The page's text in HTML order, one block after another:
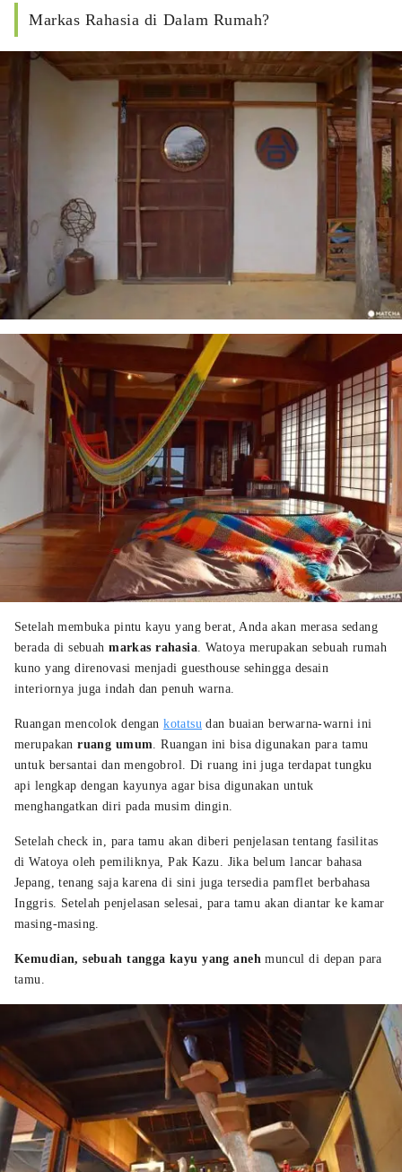
Markas Rahasia di Dalam Rumah?
Setelah membuka pintu kayu yang berat, Anda akan merasa sedang
berada di sebuahmarkas rahasia . Watoya merupakan sebuah rumah
kuno yang direnovasi menjadi guesthouse sehingga desain
interiornya juga indah dan penuh warna.
Ruangan mencolok dengankotatsu dan buaian berwarna-warni ini
merupakanruang umum . Ruangan ini bisa digunakan para tamu
untuk bersantai dan mengobrol. Di ruang ini juga terdapat tungku
api lengkap dengan kayunya agar bisa digunakan untuk
menghangatkan diri pada musim dingin.
Setelah check in, para tamu akan diberi penjelasan tentang fasilitas
di Watoya oleh pemiliknya, Pak Kazu. Jika belum lancar bahasa
Jepang, tenang saja karena di sini juga tersedia pamflet berbahasa
Inggris. Setelah penjelasan selesai, para tamu akan diantar ke kamar
masing-masing.
Kemudian, sebuah tangga kayu yang aneh muncul di depan para
tamu.